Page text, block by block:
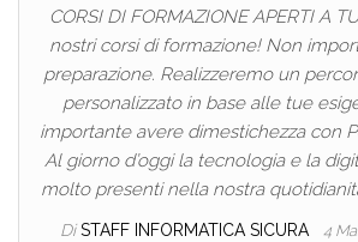
CORSI DI FORMAZIONE APERTI A
nostri corsi di formazione! Non
preparazione. Realizzeremo un
personalizzato in base alle tue
importante avere dimestichezza con
Al giorno d’oggi la tecnologia e la
molto presenti nella nostra
Di STAFF INFORMATICA SICURA 4